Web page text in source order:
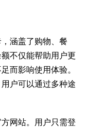
涵盖了购物、餐
不仅能帮助用户更
而影响使用体验。
户可以通过多种途
网站。用户只需登